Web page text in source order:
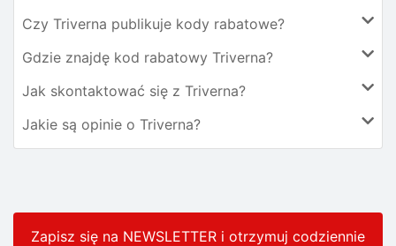
Czy Triverna publikuje kody rabatowe?
Gdzie znajdę kod rabatowy Triverna?
Jak skontaktować się z Triverna?
Jakie są opinie o Triverna?
Zapisz się na NEWSLETTER i otrzymuj codziennie